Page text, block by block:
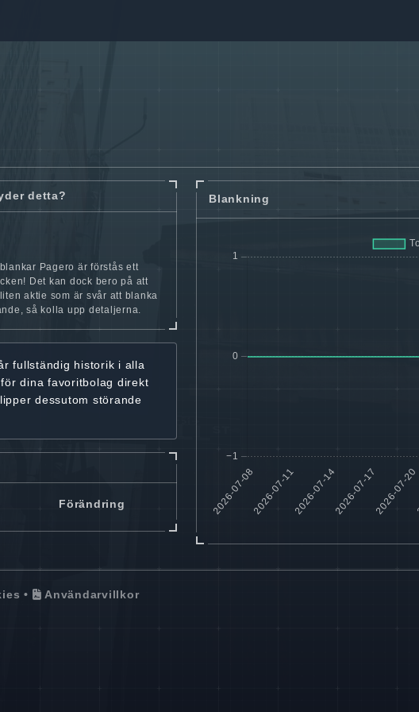
detta?
Pagero är förstås ett
Det kan dock bero på att
aktie som är svår att blanka
så kolla upp detaljerna.
fullständig historik i alla
dina favoritbolag direkt
dessutom störande
Förändring
Blankning
• Användarvillkor